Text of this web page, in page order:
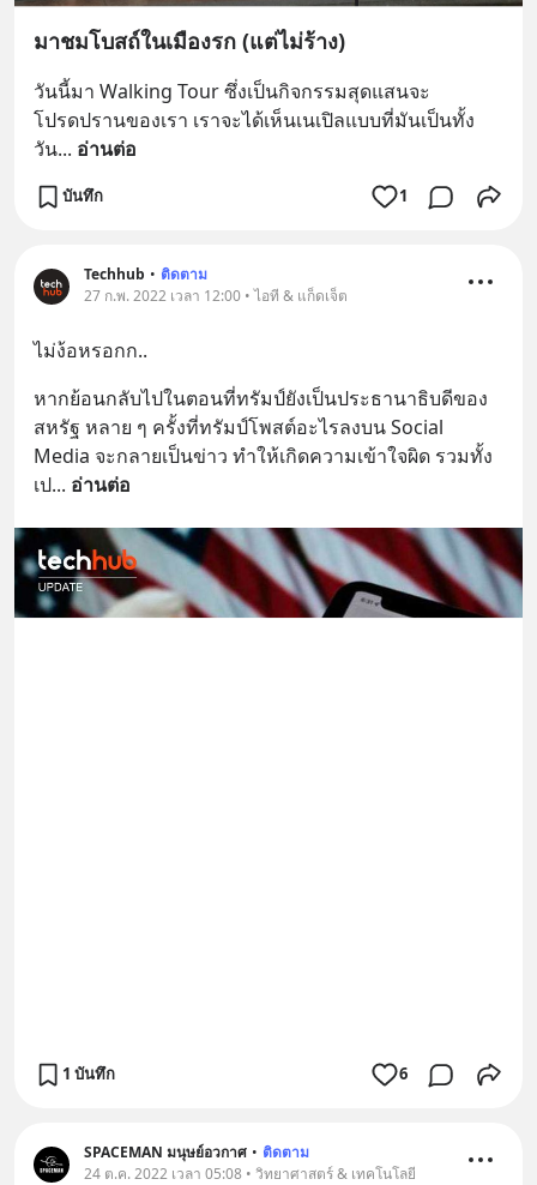
มาชมโบสถ์ในเมืองรก (แต่ไม่ร้าง)
วันนี้มา Walking Tour ซึ่งเป็นกิจกรรมสุดแสนจะ
โปรดปรานของเรา เราจะได้เห็นเนเปิลแบบที่มันเป็นทั้ง
วัน... อ่านต่อ
บันทึก 1
Techhub • ติดตาม
27 ก.พ. 2022 เวลา 12:00 • ไอที & แก็ดเจ็ต
ไม่ง้อหรอกก..
หากย้อนกลับไปในตอนที่ทรัมป์ยังเป็นประธานาธิบดีของ
สหรัฐ หลาย ๆ ครั้งที่ทรัมป์โพสต์อะไรลงบน Social
Media จะกลายเป็นข่าว ทำให้เกิดความเข้าใจผิด รวมทั้ง
เป... อ่านต่อ
1 บันทึก 6
SPACEMAN มนุษย์อวกาศ • ติดตาม
24 ต.ค. 2022 เวลา 05:08 • วิทยาศาสตร์ & เทคโนโลยี